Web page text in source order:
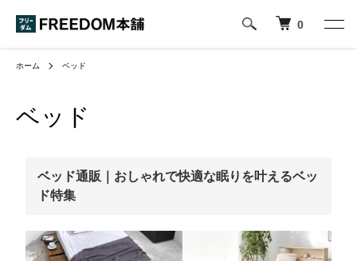
0
ホーム ベッド
ベッド
ベッド通販｜おしゃれで快適な眠りを叶えるベッ
ド特集